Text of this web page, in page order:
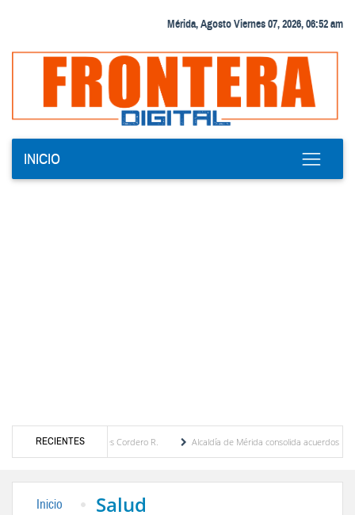
Mérida, Agosto Viernes 07, 2026, 06:52 am
INICIO
RECIENTES
Febres Cordero R.
Alcaldía de Mérida consolida acuerdos con
Inicio Salud